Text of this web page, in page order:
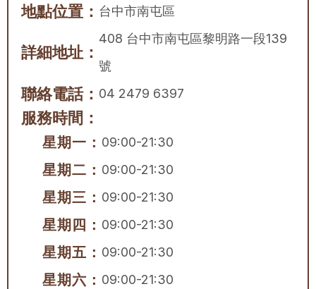
地點位置： 台中市南屯區
詳細地址：
408 台中市南屯區黎明路一段139
號
聯絡電話： 04 2479 6397
服務時間：
星期一： 09:00-21:30
星期二： 09:00-21:30
星期三： 09:00-21:30
星期四： 09:00-21:30
星期五： 09:00-21:30
星期六： 09:00-21:30